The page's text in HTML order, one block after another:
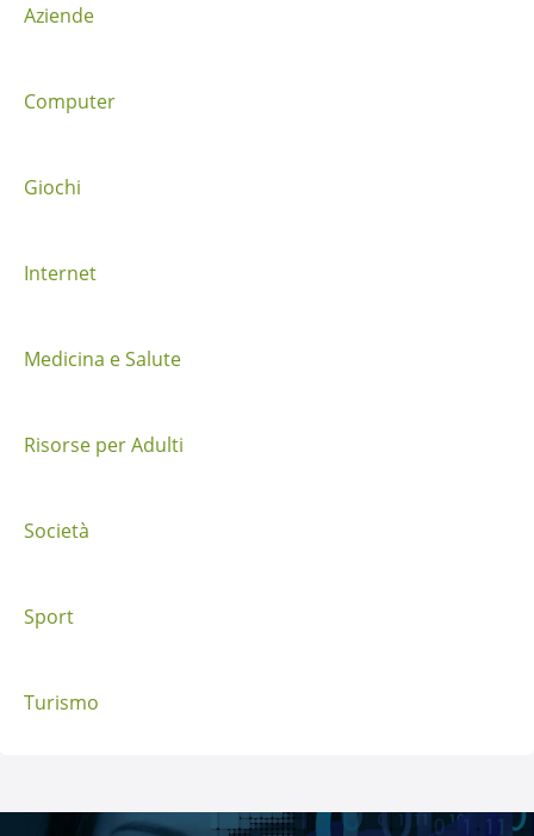
t
a
p
o
t
Aziende
Computer
Giochi
Internet
Medicina e Salute
Risorse per Adulti
Società
Sport
Turismo